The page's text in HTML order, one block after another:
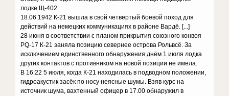
лодке Щ-402.
18.06.1942 К-21 вышла в свой четвертый боевой поход для
действий на немецких коммуникациях в районе Вардё. [...]
28 июня в соответствии с планом прикрытия союзного конвоя
PQ-17 К-21 заняла позицию севернее острова Рольвсё. За
исключением единственного обнаружения днём 1 июля лодка
других контактов с противником на новой позиции не имела.
В 16:22 5 июля, когда К-21 находилась в подводном положении,
гидроакустик засёк по носу неясные шумы. Взяв курс на
источник шума, вахтенный офицер в 17.00 обнаружил в